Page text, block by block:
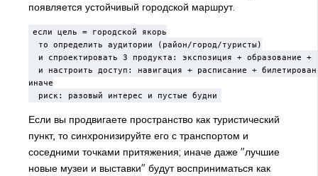
появляется устойчивый городской маршрут.
если цель = городской якорь
  то определить аудитории (район/город/туристы)
и спроектировать 3 продукта: экспозиция + образование +
и настроить доступ: навигация + расписание +
иначе
  риск: разовый интерес и пустые будни
Если вы продвигаете пространство как туристический
пункт, то синхронизируйте его с транспортом и
соседними точками притяжения; иначе даже "лучшие
новые музеи и выставки" будут восприниматься как